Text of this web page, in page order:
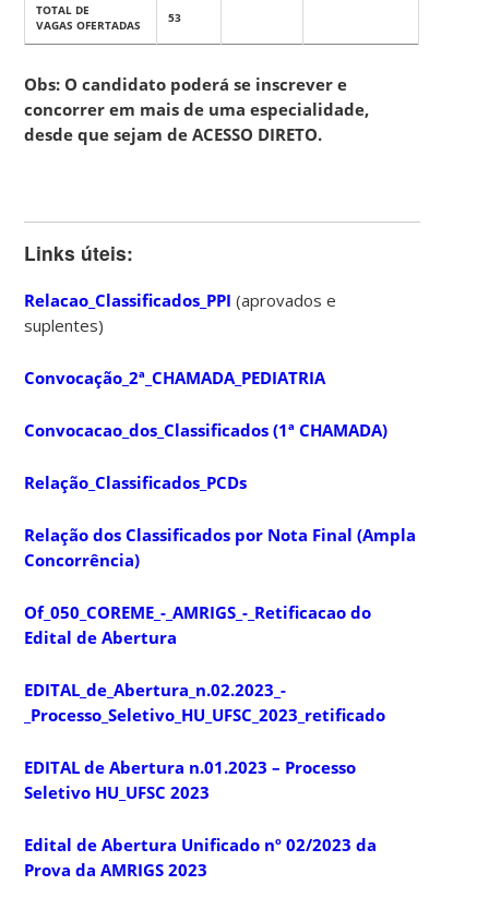
TOTAL DE
VAGAS OFERTADAS
53
Obs: O candidato poderá se inscrever e
concorrer em mais de uma especialidade,
desde que sejam de ACESSO DIRETO.
Links úteis:
Relacao_Classificados_PPI (aprovados e
suplentes)
Convocação_2ª_CHAMADA_PEDIATRIA
Convocacao_dos_Classificados (1ª CHAMADA)
Relação_Classificados_PCDs
Relação dos Classificados por Nota Final (Ampla
Concorrência)
Of_050_COREME_-_AMRIGS_-_Retificacao do
Edital de Abertura
EDITAL_de_Abertura_n.02.2023_-
_Processo_Seletivo_HU_UFSC_2023_retificado
EDITAL de Abertura n.01.2023 – Processo
Seletivo HU_UFSC 2023
Edital de Abertura Unificado nº 02/2023 da
Prova da AMRIGS 2023